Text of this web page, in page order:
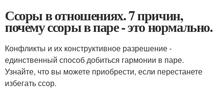
Ссоры в отношениях. 7 причин,
почему ссоры в паре - это нормально.
Конфликты и их конструктивное разрешение -
единственный способ добиться гармонии в паре.
Узнайте, что вы можете приобрести, если перестанете
избегать ссор.